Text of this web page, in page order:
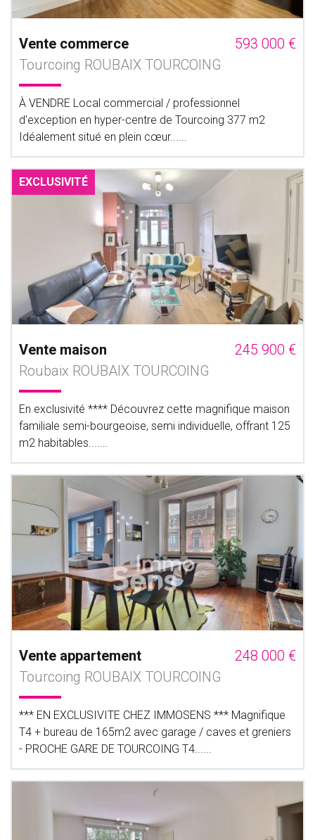
Vente commerce
593 000 €
Tourcoing ROUBAIX TOURCOING
À VENDRE Local commercial / professionnel
d'exception en hyper-centre de Tourcoing 377 m2
Idéalement situé en plein cœur......
EXCLUSIVITÉ
Vente maison
245 900 €
Roubaix ROUBAIX TOURCOING
En exclusivité **** Découvrez cette magnifique maison
familiale semi-bourgeoise, semi individuelle, offrant 125
m2 habitables.......
Vente appartement
248 000 €
Tourcoing ROUBAIX TOURCOING
*** EN EXCLUSIVITE CHEZ IMMOSENS *** Magnifique
T4 + bureau de 165m2 avec garage / caves et greniers
- PROCHE GARE DE TOURCOING T4......